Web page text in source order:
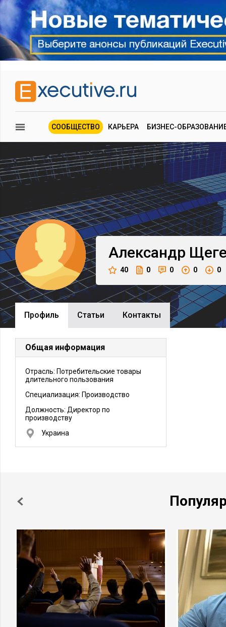
СООБЩЕСТВО КАРЬЕРА БИЗНЕС-
Александр
40 0 0 0 0
Профиль Cтатьи Контакты
Общая информация
Отрасль: Потребительские товары
длительного пользования
Специализация: Производство
Должность: Директор по
производству
Украина